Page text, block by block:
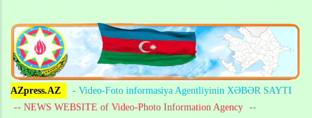
AZpress.AZ
- Video-Foto informasiya Agentliyinin XƏBƏR SAYTI
-- NEWS WEBSITE of Video-Photo Information Agency --